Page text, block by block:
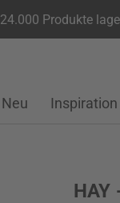
24.000 Produkte
Neu Inspiration
HAY